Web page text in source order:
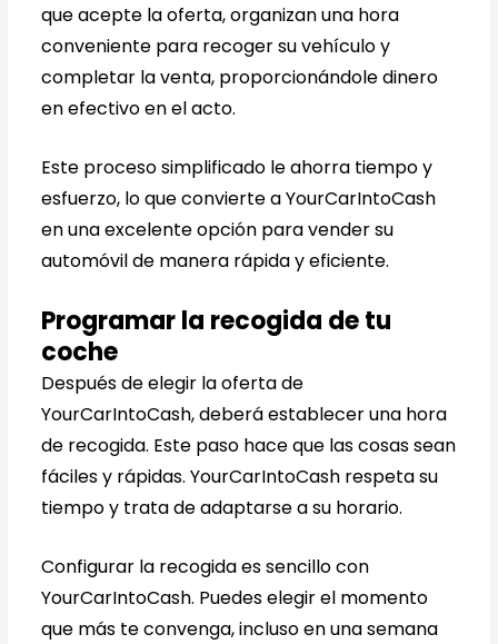
que acepte la oferta, organizan una hora
conveniente para recoger su vehículo y
completar la venta, proporcionándole dinero
en efectivo en el acto.
Este proceso simplificado le ahorra tiempo y
esfuerzo, lo que convierte a YourCarIntoCash
en una excelente opción para vender su
automóvil de manera rápida y eficiente.
Programar la recogida de tu
coche
Después de elegir la oferta de
YourCarIntoCash, deberá establecer una hora
de recogida. Este paso hace que las cosas sean
fáciles y rápidas. YourCarIntoCash respeta su
tiempo y trata de adaptarse a su horario.
Configurar la recogida es sencillo con
YourCarIntoCash. Puedes elegir el momento
que más te convenga, incluso en una semana